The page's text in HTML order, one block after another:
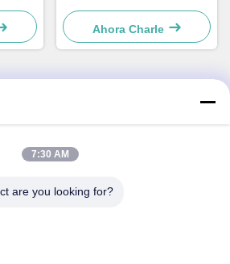
precisión del 99,99 % en
carretes de 7 a 15 pulgadas
en solo 10 segundos
Ahora Charle
Distrito Baoan, Shenzhen
7:30 AM
are you looking for?